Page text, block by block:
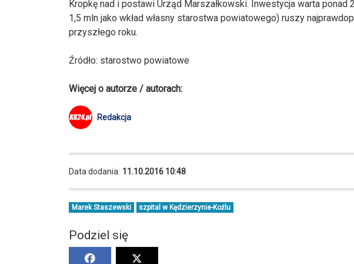
Kropkę nad i postawi Urząd Marszałkowski. Inwestycja warta ponad
1,5 mln jako wkład własny starostwa powiatowego) ruszy
przyszłego roku.
Źródło: starostwo powiatowe
Więcej o autorze / autorach:
Redakcja
Data dodania: 11.10.2016 10:48
Marek Staszewski szpital w Kędzierzynie-Koźlu
Podziel się